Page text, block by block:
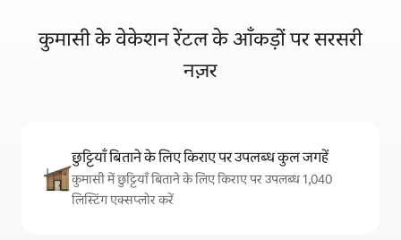
कुमासी के वेकेशन रेंटल के आँकड़ों पर सरसरी
नज़र
छुट्टियाँ बिताने के लिए किराए पर उपलब्ध कुल जगहें
कुमासी में छुट्टियाँ बिताने के लिए किराए पर उपलब्ध 1,040
लिस्टिंग एक्सप्लोर करें